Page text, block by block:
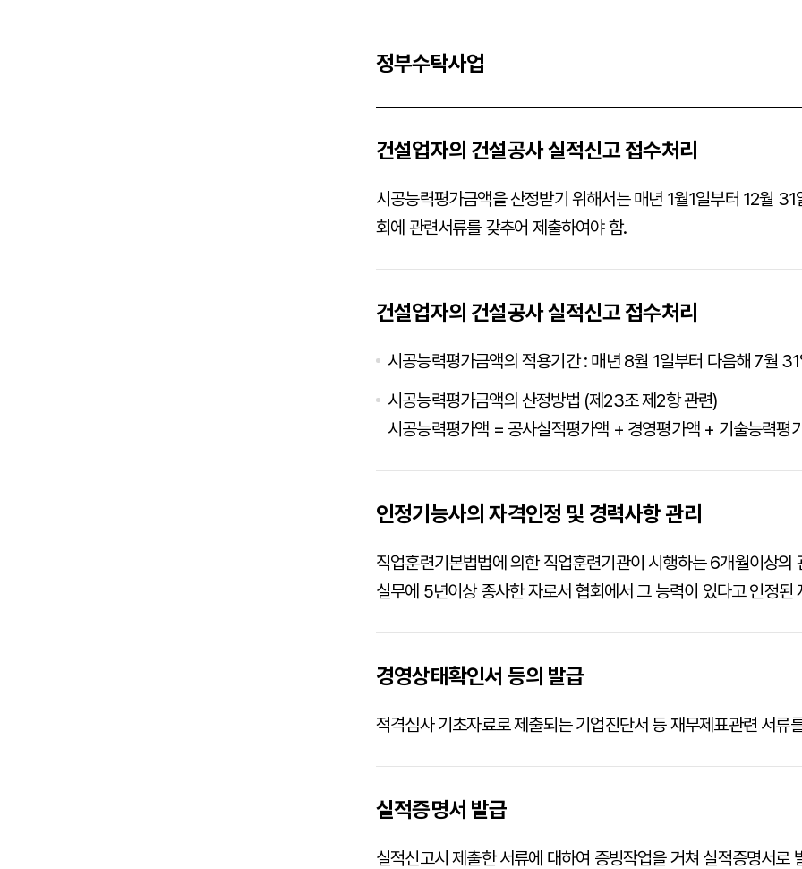
정부수탁사업
건설업자의 건설공사 실적신고 접수처리
시공능력평가금액을 산정받기 위해서는 매년 1월1일부터 12월
회에 관련서류를 갖추어 제출하여야 함.
건설업자의 건설공사 실적신고 접수처리
시공능력평가금액의 적용기간 : 매년 8월 1일부터 다음해 7월
시공능력평가금액의 산정방법 (제23조 제2항 관련)
시공능력평가액 = 공사실적평가액 + 경영평가액 + 기술능력평
인정기능사의 자격인정 및 경력사항 관리
직업훈련기본법법에 의한 직업훈련기관이 시행하는 6개월이상
실무에 5년이상 종사한 자로서 협회에서 그 능력이 있다고 인정
경영상태확인서 등의 발급
적격심사 기초자료로 제출되는 기업진단서 등 재무제표관련 서
실적증명서 발급
실적신고시 제출한 서류에 대하여 증빙작업을 거쳐 실적증명서로